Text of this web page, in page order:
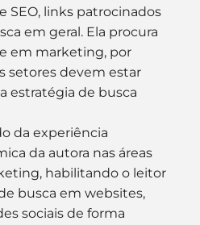
SEO, links patrocinados
em geral. Ela procura
em marketing, por
setores devem estar
estratégia de busca
da experiência
da autora nas áreas
habilitando o leitor
busca em websites,
sociais de forma